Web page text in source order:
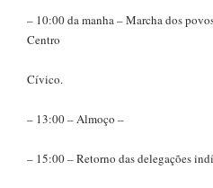
– 10:00 da manha – Marcha dos
Centro
Cívico.
– 13:00 – Almoço –
– 15:00 – Retorno das delegações